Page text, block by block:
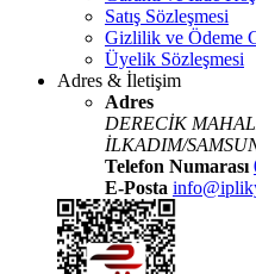
Satış Sözleşmesi
Gizlilik ve Ödeme
Üyelik Sözleşmesi
Adres & İletişim
Adres
DERECİK
İLKADIM/
Telefon Numarası
E-Posta